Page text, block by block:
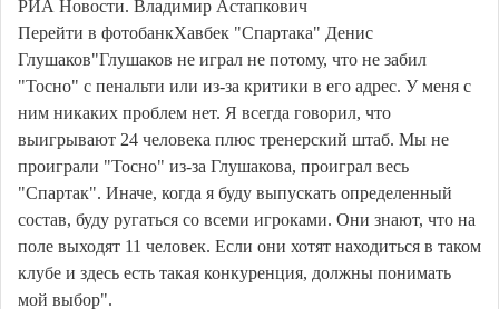
РИА Новости. Владимир Астапкович
Перейти в фотобанкХавбек "Спартака" Денис
Глушаков"Глушаков не играл не потому, что не забил
"Тосно" с пенальти или из-за критики в его адрес. У меня с
ним никаких проблем нет. Я всегда говорил, что
выигрывают 24 человека плюс тренерский штаб. Мы не
проиграли "Тосно" из-за Глушакова, проиграл весь
"Спартак". Иначе, когда я буду выпускать определенный
состав, буду ругаться со всеми игроками. Они знают, что на
поле выходят 11 человек. Если они хотят находиться в таком
клубе и здесь есть такая конкуренция, должны понимать
мой выбор".